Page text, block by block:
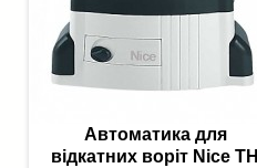
Автоматика для
відкатних воріт Nice TH